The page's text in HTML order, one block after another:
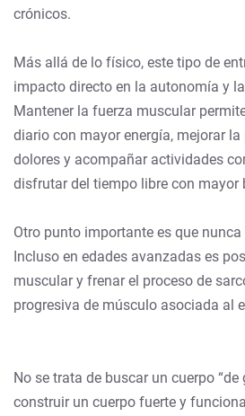
crónicos.
Más allá de lo físico, este tipo de
impacto directo en la autonomía y
Mantener la fuerza muscular
diario con mayor energía, mejorar la
dolores y acompañar actividades
disfrutar del tiempo libre con mayor
Otro punto importante es que
Incluso en edades avanzadas es
muscular y frenar el proceso de
progresiva de músculo asociada al
No se trata de buscar un cuerpo “de
construir un cuerpo fuerte y